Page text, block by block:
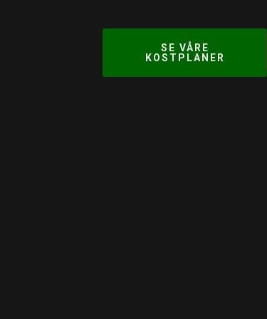
SE VÅRE
KOSTPLANER